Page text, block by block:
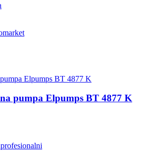
pumpa Elpumps BT 4877 K